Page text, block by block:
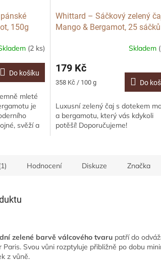
150g
(2 ks)
Do košíku
mleté
je
svěží a
Whittard – Sáčkový zelený
Mango & Bergamot, 25 sáčků
Skladem
179 Kč
Měrná
358 Kč / 100 g Do
Luxusní zelený čaj s dotekem
a bergamotu, který vás kdykoli
potěší! Doporučujeme!
Hodnocení Diskuze Značka
zelené barvě válcového tvaru patří do
Paris. Svou vůni rozptyluje přibližně po dobu
z vůně.